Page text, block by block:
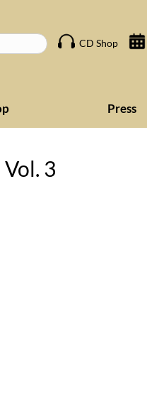
Skip
CD Shop
Press
3